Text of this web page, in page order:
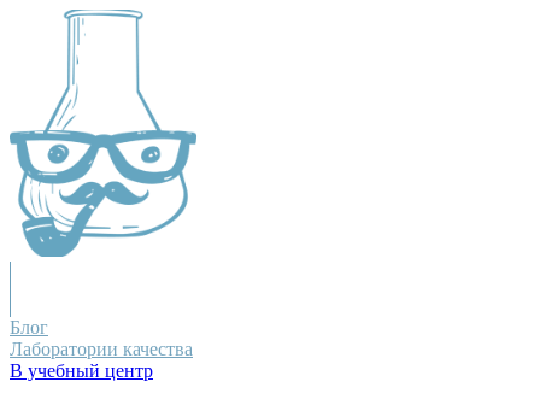
Блог
Лаборатории качества
В учебный центр